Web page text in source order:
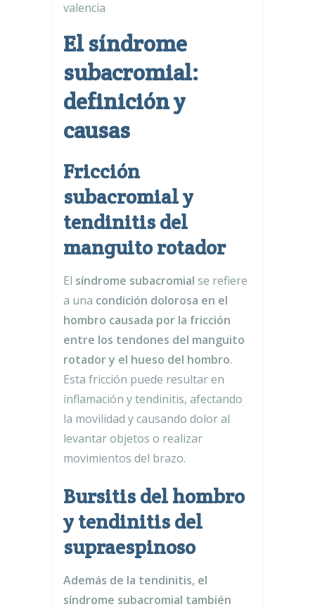
valencia
El síndrome
subacromial:
definición y
causas
Fricción
subacromial y
tendinitis del
manguito rotador
El síndrome subacromial se refiere
a una condición dolorosa en el
hombro causada por la fricción
entre los tendones del manguito
rotador y el hueso del hombro.
Esta fricción puede resultar en
inflamación y tendinitis, afectando
la movilidad y causando dolor al
levantar objetos o realizar
movimientos del brazo.
Bursitis del hombro
y tendinitis del
supraespinoso
Además de la tendinitis, el
síndrome subacromial también